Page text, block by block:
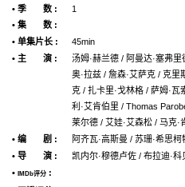
• 季 数 :
1
• 集 数 :
• 单集片长 :
45min
• 主 演 :
汤姆·赫兰德 / 阿曼达·塞弗里
奥·拉兹 / 詹森·艾萨克 / 克里
克 / 扎卡里·戈林格 / 萨姆·瓦
利·艾肯伯里 / Thomas
莱尔德 / 艾娃·艾森松 / 马克·
• 编 剧 :
阿齐瓦·高斯曼 / 苏珊·希思
• 导 演 :
凯内尔·穆德卢佐 / 布拉迪·
•
IMDb评分 :